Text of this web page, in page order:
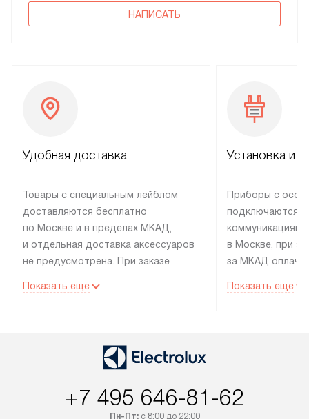
НАПИСАТЬ
Удобная доставка
Товары с специальным лейблом
доставляются бесплатно
по Москве и в пределах МКАД,
и отдельная доставка аксессуаров
не предусмотрена. При заказе
рекомендуем обсудить
со статусом «В наличии» могут
быть отправлены покупателю
интересен товар «Под заказ»,
Показать ещё
Установка и
Приборы с
подключаются к
коммуникациям
в Москве, при
за МКАД
партнера
по монтажу
Показать ещё
+7 495 646-81-62
Пн-Пт:с 8:00 до 22:00